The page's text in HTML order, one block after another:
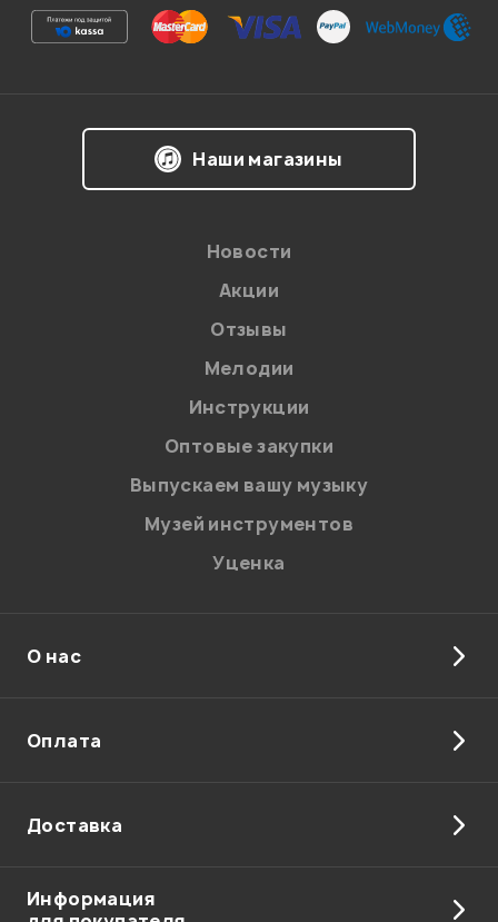
Ваша оценка:
на обработку персональных данных в
Политикой в отношении обработки
персональных данных.
Введите проверочное число:
Отправить
Наши магазины
Новости
Акции
Отзывы
Мелодии
Инструкции
Оптовые закупки
Выпускаем вашу музыку
Музей инструментов
Уценка
О нас
Оплата
Доставка
Информация